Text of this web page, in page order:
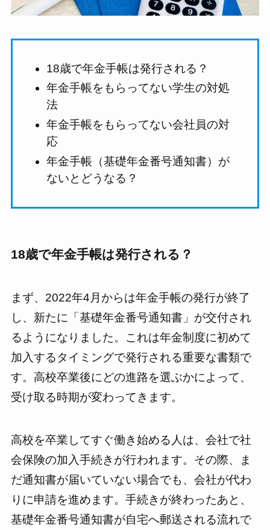
18歳で年金手帳は発行される？
年金手帳をもらってない学生の対処
法
年金手帳をもらってない会社員の対
応
年金手帳（基礎年金番号通知書）が
ないとどうなる？
18歳で年金手帳は発行される？
まず、2022年4月からは年金手帳の発行が終了
し、新たに「基礎年金番号通知書」が交付され
るようになりました。これは年金制度に初めて
加入するタイミングで発行される重要な書類で
す。高校卒業後にどの進路を選ぶかによって、
受け取る時期が変わってきます。
高校を卒業してすぐ働き始める人は、会社で社
会保険の加入手続きが行われます。その際、ま
だ通知書が届いていない場合でも、会社が代わ
りに申請を進めます。手続きが終わったあと、
基礎年金番号通知書が自宅へ郵送される流れで